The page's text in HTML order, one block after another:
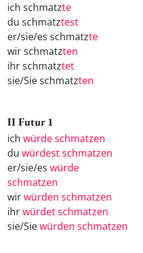
ich schmatzte
du schmatztest
er/sie/es schmatzte
wir schmatzten
ihr schmatztet
sie/Sie schmatzten
II Futur 1
ich würde schmatzen
du würdest schmatzen
er/sie/es würde
schmatzen
wirwürden schmatzen
ihrwürdet schmatzen
sie/Siewürden schmatzen